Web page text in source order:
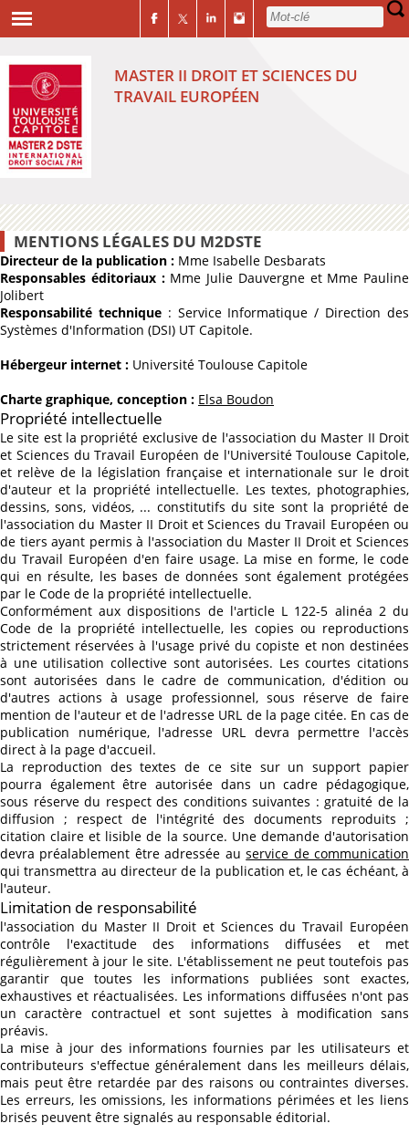
MASTER II DROIT ET SCIENCES DU
TRAVAIL EUROPÉEN
MENTIONS LÉGALES DU M2DSTE
Directeur de la publication : Mme Isabelle Desbarats
Responsables éditoriaux : Mme Julie Dauvergne et Mme Pauline
Jolibert
Responsabilité technique: Service Informatique / Direction des
Systèmes d'Information (DSI) UT Capitole.
Hébergeur internet : Université Toulouse Capitole
Charte graphique, conception : Elsa Boudon
Propriété intellectuelle
Le site est la propriété exclusive de l'association du Master II Droit
et Sciences du Travail Européen de l'Université Toulouse Capitole,
et relève de la législation française et internationale sur le droit
d'auteur et la propriété intellectuelle. Les textes, photographies,
dessins, sons, vidéos, ... constitutifs du site sont la propriété de
l'association du Master II Droit et Sciences du Travail Européen ou
de tiers ayant permis à l'association du Master II Droit et Sciences
du Travail Européen d'en faire usage. La mise en forme, le code
qui en résulte, les bases de données sont également protégées
par le Code de la propriété intellectuelle.
Conformément aux dispositions de l'article L 122-5 alinéa 2 du
Code de la propriété intellectuelle, les copies ou reproductions
strictement réservées à l'usage privé du copiste et non destinées
à une utilisation collective sont autorisées. Les courtes citations
sont autorisées dans le cadre de communication, d'édition ou
d'autres actions à usage professionnel, sous réserve de faire
mention de l'auteur et de l'adresse URL de la page citée. En cas de
publication numérique, l'adresse URL devra permettre l'accès
direct à la page d'accueil.
La reproduction des textes de ce site sur un support papier
pourra également être autorisée dans un cadre pédagogique,
sous réserve du respect des conditions suivantes : gratuité de la
diffusion ; respect de l'intégrité des documents reproduits ;
citation claire et lisible de la source. Une demande d'autorisation
devra préalablement être adressée auservice de communication
qui transmettra au directeur de la publication et, le cas échéant, à
l'auteur.
Limitation de responsabilité
l'association du Master II Droit et Sciences du Travail Européen
contrôle l'exactitude des informations diffusées et met
régulièrement à jour le site. L'établissement ne peut toutefois pas
garantir que toutes les informations publiées sont exactes,
exhaustives et réactualisées. Les informations diffusées n'ont pas
un caractère contractuel et sont sujettes à modification sans
préavis.
La mise à jour des informations fournies par les utilisateurs et
contributeurs s'effectue généralement dans les meilleurs délais,
mais peut être retardée par des raisons ou contraintes diverses.
Les erreurs, les omissions, les informations périmées et les liens
brisés peuvent être signalés au responsable éditorial.